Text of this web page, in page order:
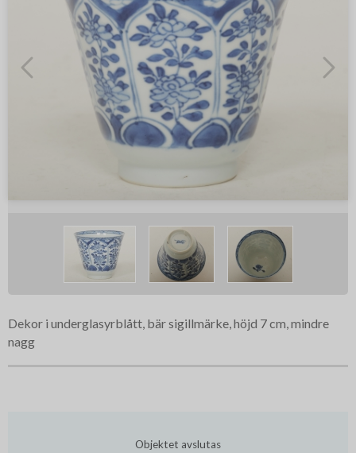
Dekor i underglasyrblått, bär sigillmärke, höjd 7 cm, mindre
nagg
Objektet avslutas